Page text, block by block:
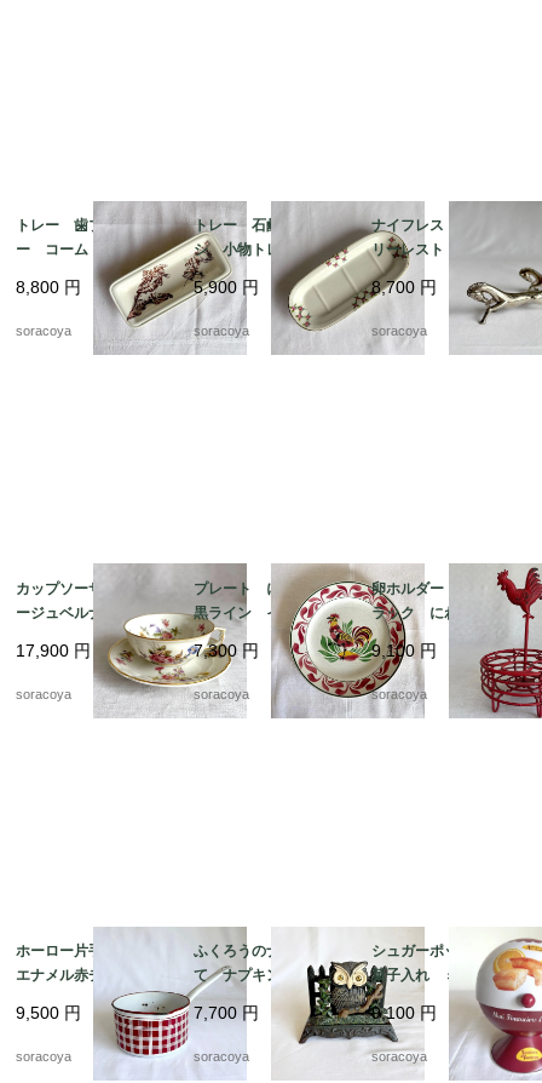
トレー 歯ブラシトレ
ー コームトレー 細
長陶器皿 植物画 ボ
タニカル 19otm25
8,800 円
soracoya
トレー 石鹸 歯ブラ
シ 小物トレー オン
ナング窯 19twm8-2
5,900 円
soracoya
ナイフレスト カトラ
リーレスト 箸置きに
も アニマル 馬 2個
セット 12twew10
8,700 円
soracoya
カップソーサー リモ
ージュベルナルド フ
ローラル 金彩 ヴィ
ンテージ 12twep3
17,900 円
soracoya
プレート にわとり
黒ライン イエローポ
イント 飾り皿 雄
鶏 リュネビル 19twm
22
7,300円
soracoya
卵ホルダー ワイヤー
ラック にわとり 雄
鶏 赤ワイヤー ワイ
ヤーエッグバスケット
12kwem22
9,100 円
soracoya
ホーロー片手鍋 白
エナメル赤チェック
ダミエ BB社 19kw
m11
9,500 円
soracoya
ふくろうのナプキンた
て ナプキンスタン
ド ナプキンホルダ
ー アイアン 鉄製
レターラック 12twet6
7,700 円
soracoya
シュガーポット型 お
菓子入れ ミニフィナ
ンシェオレンジの缶
ビスキュイテリエ・
ド・ブルゴーニュ マ
ドレーヌ広告 12kwe
9,100円
soracoya